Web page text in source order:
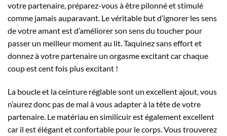
votre partenaire, préparez-vous à être pilonné et stimulé
comme jamais auparavant. Le véritable but d’ignorer les sens
de votre amant est d’améliorer son sens du toucher pour
passer un meilleur moment au lit. Taquinez sans effort et
donnez à votre partenaire un orgasme excitant car chaque
coup est cent fois plus excitant !
La boucle et la ceinture réglable sont un excellent ajout, vous
n’aurez donc pas de mal à vous adapter à la tête de votre
partenaire. Le matériau en similicuir est également excellent
car il est élégant et confortable pour le corps. Vous trouverez